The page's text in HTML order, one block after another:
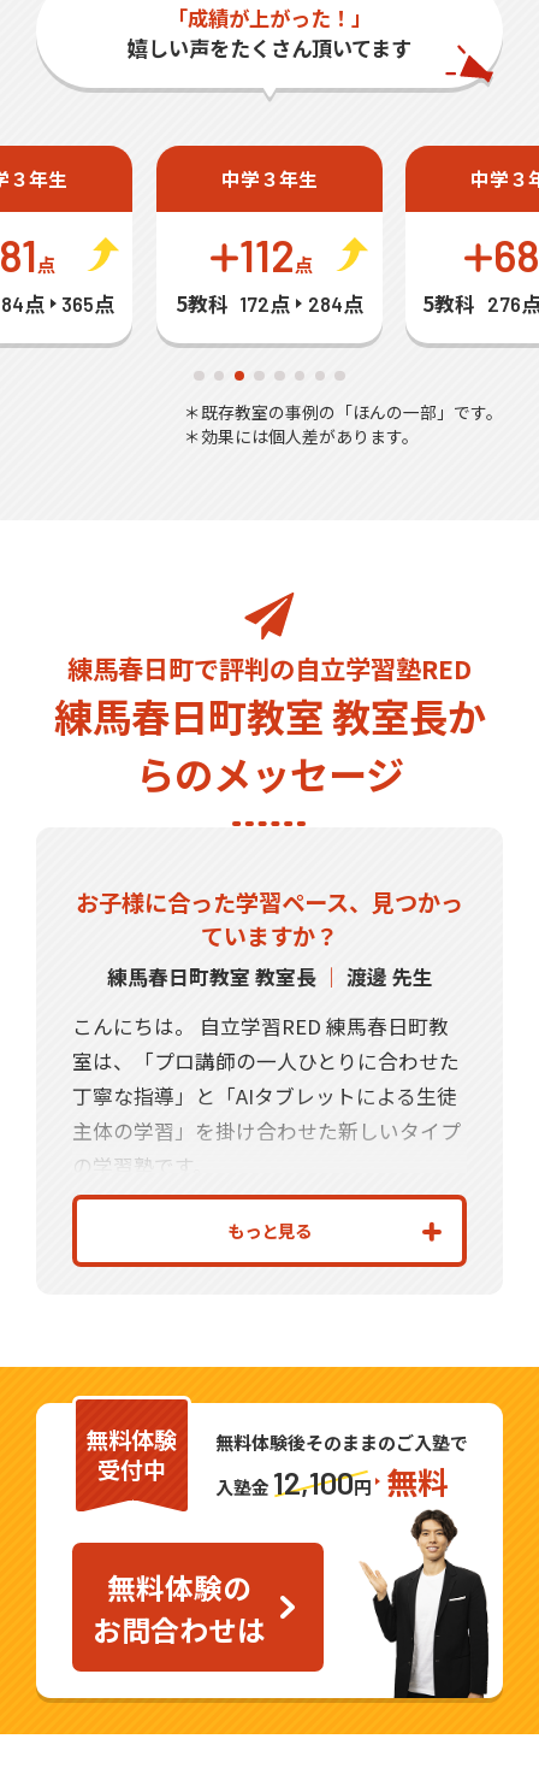
「成績が上がった！」
嬉しい声をたくさん頂いてます
３年生
点
点 365点
中学３年生
112点
5教科 172点 284点
中学３
68
5教科 276
＊既存教室の事例の「ほんの一部」です。
＊効果には個人差があります。
練馬春日町で評判の自立学習塾RED
練馬春日町教室 教室長か
らのメッセージ
お子様に合った学習ペース、見つかっ
ていますか？
練馬春日町教室 教室長 ｜ 渡邊 先生
こんにちは。 自立学習RED 練馬春日町教
室は、「プロ講師の一人ひとりに合わせた
丁寧な指導」と「AIタブレットによる生徒
主体の学習」を掛け合わせた新しいタイプ
の学習塾です。
「宿題を忘れてしまう」「家庭で教えるの
が難しくなってきた」・・・学習について
けることが、無理なく学力を伸ばしていく
第一歩です。
当教室では、教育現場で培った10年以上の
経験を活かし、お子様一人ひとりに寄り添
った指導を行ってまいります。
ご興味をお持ちいただけましたら、是非一
度自立学習RED 練馬春日町教室までお気軽
にお問合わせください。
もっと見る
無料体験
受付中
無料体験後そのままのご入塾で
入塾金 12,100円 無料
無料体験の
お問合わせは